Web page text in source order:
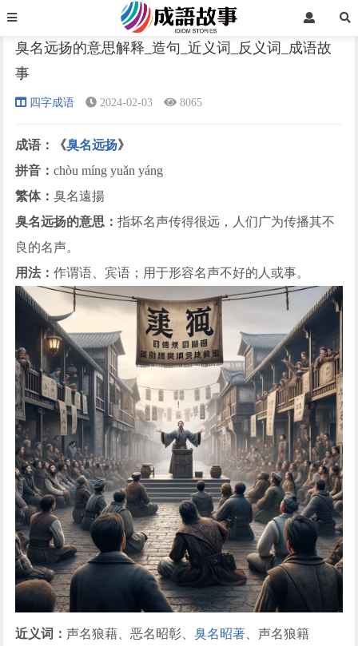
正文
臭名远扬的意思解释_造句_近义词_反义词_成语故
事
四字成语 2024-02-03 8065
成语：《臭名远扬》
拼音：chòu míng yuǎn yáng
繁体：臭名遠揚
臭名远扬的意思：指坏名声传得很远，人们广为传播其不
良的名声。
用法：作谓语、宾语；用于形容名声不好的人或事。
近义词：声名狼藉、恶名昭彰、臭名昭著 、声名狼籍